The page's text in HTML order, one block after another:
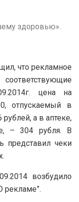
здоровью».
что рекламное
цена на
отпускаемый в
а в аптеке,
– 304 рубля. В
представил чеки
возбудило
рекламе”.